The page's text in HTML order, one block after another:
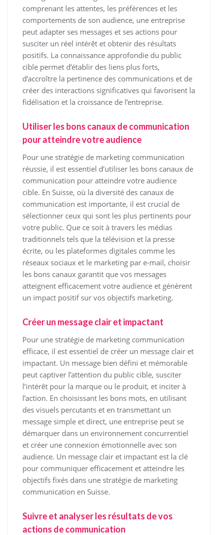
comprenant les attentes, les préférences et les
comportements de son audience, une entreprise
peut adapter ses messages et ses actions pour
susciter un réel intérêt et obtenir des résultats
positifs. La connaissance approfondie du public
cible permet d’établir des liens plus forts,
d’accroître la pertinence des communications et de
créer des interactions significatives qui favorisent la
fidélisation et la croissance de l’entreprise.
Utiliser les bons canaux de communication
pour atteindre votre audience
Pour une stratégie de marketing communication
réussie, il est essentiel d’utiliser les bons canaux de
communication pour atteindre votre audience
cible. En Suisse, où la diversité des canaux de
communication est importante, il est crucial de
sélectionner ceux qui sont les plus pertinents pour
votre public. Que ce soit à travers les médias
traditionnels tels que la télévision et la presse
écrite, ou les plateformes digitales comme les
réseaux sociaux et le marketing par e-mail, choisir
les bons canaux garantit que vos messages
atteignent efficacement votre audience et génèrent
un impact positif sur vos objectifs marketing.
Créer un message clair et impactant
Pour une stratégie de marketing communication
efficace, il est essentiel de créer un message clair et
impactant. Un message bien défini et mémorable
peut captiver l’attention du public cible, susciter
l’intérêt pour la marque ou le produit, et inciter à
l’action. En choisissant les bons mots, en utilisant
des visuels percutants et en transmettant un
message simple et direct, une entreprise peut se
démarquer dans un environnement concurrentiel
et créer une connexion émotionnelle avec son
audience. Un message clair et impactant est la clé
pour communiquer efficacement et atteindre les
objectifs fixés dans une stratégie de marketing
communication en Suisse.
Suivre et analyser les résultats de vos
actions de communication